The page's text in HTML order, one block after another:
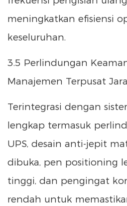
meningkatkan efisiensi
keseluruhan.
3.5 Perlindungan
Manajemen Terpusat
Terintegrasi dengan
lengkap termasuk
UPS, desain anti-jepit
dibuka, pen positioning
tinggi, dan pengingat
rendah untuk